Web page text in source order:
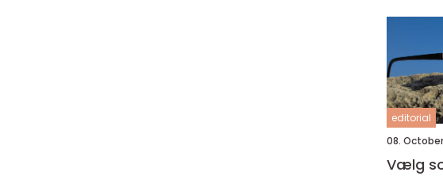
editorial
08.
Vælg